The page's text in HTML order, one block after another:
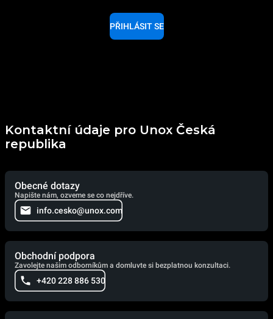
PŘIHLÁSIT SE
Kontaktní údaje pro Unox Česká
republika
Obecné dotazy
Napište nám, ozveme se co nejdříve.
info.cesko@unox.com
Obchodní podpora
Zavolejte našim odborníkům a domluvte si bezplatnou konzultaci.
+420 228 886 530